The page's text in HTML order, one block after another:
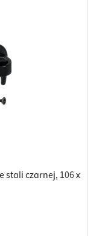
stali czarnej, 106 x